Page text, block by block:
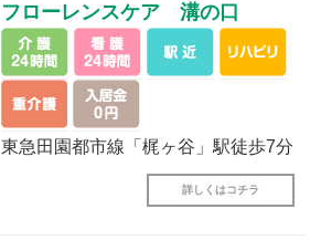
フローレンスケア 溝の口
東急田園都市線「梶ヶ谷」駅徒歩7分
詳しくはコチラ